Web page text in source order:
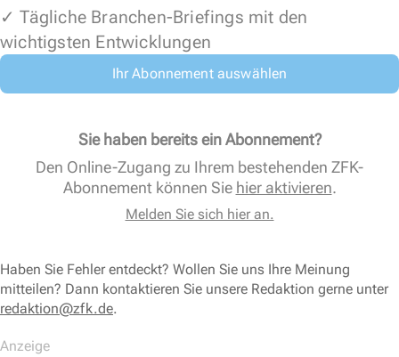
✓ Tägliche Branchen-Briefings mit den
wichtigsten Entwicklungen
Ihr Abonnement auswählen
Sie haben bereits ein Abonnement?
Den Online-Zugang zu Ihrem bestehenden ZFK-
Abonnement können Sie hier aktivieren.
Melden Sie sich hier an.
Haben Sie Fehler entdeckt? Wollen Sie uns Ihre Meinung
mitteilen? Dann kontaktieren Sie unsere Redaktion gerne unter
redaktion@zfk.de.